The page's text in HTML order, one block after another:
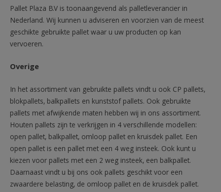
Pallet Plaza B.V is toonaangevend als palletleverancier in
Nederland. Wij kunnen u adviseren en voorzien van de meest
geschikte gebruikte pallet waar u uw producten op kan
vervoeren.
Overige
In het assortiment van gebruikte pallets vindt u ook CP pallets,
blokpallets, balkpallets en kunststof pallets. Ook gebruikte
pallets met afwijkende maten hebben wij in ons assortiment.
Houten pallets zijn te verkrijgen in 4 verschillende modellen:
open pallet, balkpallet, omloop pallet en kruisdek pallet. Een
open pallet is een pallet met een 4 weg insteek. Ook kunt u
kiezen voor pallets met een 2 weg insteek, een balkpallet.
Daarnaast vindt u bij ons ook pallets geschikt voor een
zwaardere belasting, de omloop pallet en de kruisdek pallet.